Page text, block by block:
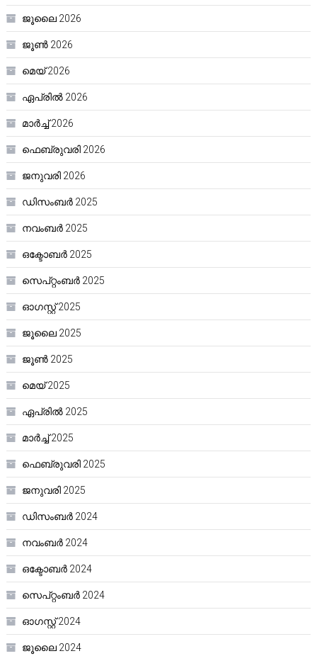
ജൂലൈ 2026
ജൂൺ 2026
മെയ്‌ 2026
ഏപ്രിൽ 2026
മാർച്ച്‌ 2026
ഫെബ്രുവരി 2026
ജനുവരി 2026
ഡിസംബർ 2025
നവംബർ 2025
ഒക്ടോബർ 2025
സെപ്റ്റംബർ 2025
ഓഗസ്റ്റ്‌ 2025
ജൂലൈ 2025
ജൂൺ 2025
മെയ്‌ 2025
ഏപ്രിൽ 2025
മാർച്ച്‌ 2025
ഫെബ്രുവരി 2025
ജനുവരി 2025
ഡിസംബർ 2024
നവംബർ 2024
ഒക്ടോബർ 2024
സെപ്റ്റംബർ 2024
ഓഗസ്റ്റ്‌ 2024
ജൂലൈ 2024